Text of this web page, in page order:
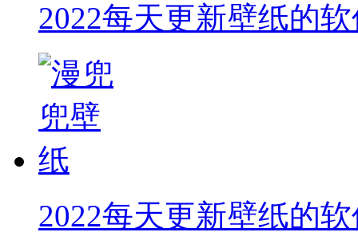
2022每天更新壁纸的
2022每天更新壁纸的